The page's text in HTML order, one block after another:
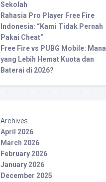
Sekolah
Rahasia Pro Player Free Fire
Indonesia: “Kami Tidak Pernah
Pakai Cheat”
Free Fire vs PUBG Mobile: Mana
yang Lebih Hemat Kuota dan
Baterai di 2026?
Archives
April 2026
March 2026
February 2026
January 2026
December 2025